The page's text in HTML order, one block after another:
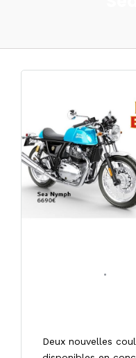
•
Deux nouvelles